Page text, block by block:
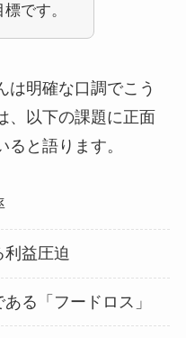
です。
は明確な口調でこう
、以下の課題に正面
と語ります。
益圧迫
る「フードロス」